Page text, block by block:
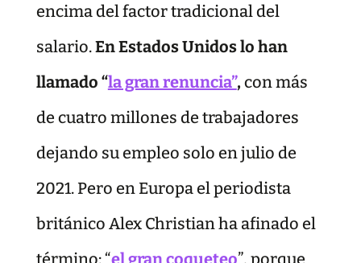
encima del factor tradicional del
salario.En Estados Unidos lo han
llamado “la gran renuncia”, con más
de cuatro millones de trabajadores
dejando su empleo solo en julio de
2021. Pero en Europa el periodista
británico Alex Christian ha afinado el
término: “el gran coqueteo”, porque